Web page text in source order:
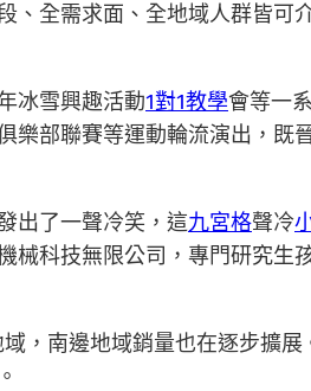
全需求面、全地域人群皆可
冰雪興趣活動1對1教學會等一
樂部聯賽等運動輪流演出，既
出了一聲冷笑，這九宮格聲冷
科技無限公司，專門研究生
，南邊地域銷量也在逐步擴